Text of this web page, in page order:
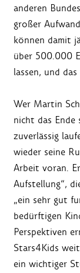
anderen
großer
können damit
über 500.000
lassen, und
Wer Martin
nicht das Ende
zuverlässig
wieder seine
Arbeit voran.
Aufstellung“,
„ein sehr gut
bedürftigen
Perspektiven
Stars4Kids
ein wichtiger